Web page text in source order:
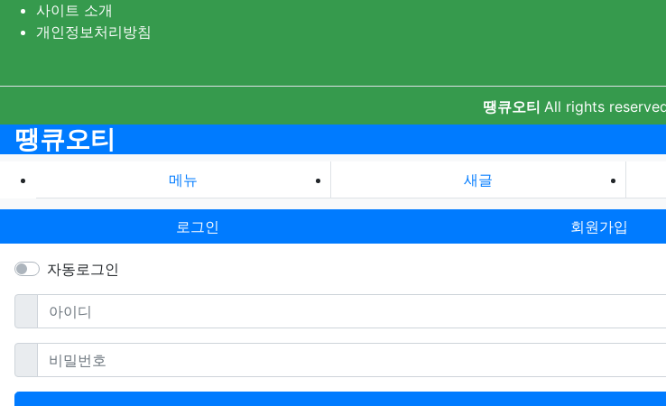
사이트 소개
개인정보처리방침
땡큐오티 All rights
땡큐오티
메뉴 새글
로그인 회원가입
자동로그인
아이디필수
비밀번호필수